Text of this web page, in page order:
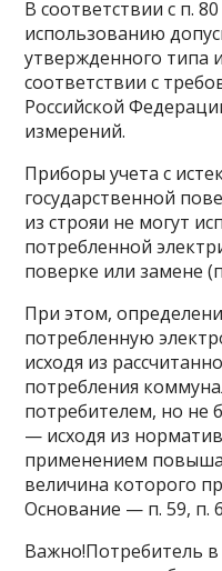
В соответствии с п.
использованию
утвержденного типа
соответствии с
Российской
измерений.
Приборы учета с
государственной
из строяи не могут
потребленной
поверке или замене
При этом,
потребленную
исходя из
потребления
потребителем, но не
— исходя из
применением
величина которого
Основание — п. 59, п.
Важно!Потребитель